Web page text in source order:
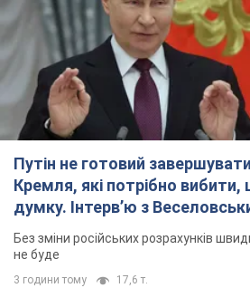
Путін не готовий
Кремля, які потрібно вибити,
думку. Інтерв’ю з
Без зміни російських розрахунків
не буде
3 години тому 17,6 т.